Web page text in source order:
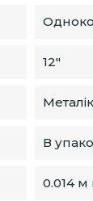
12″
Металік
В
0.014 м